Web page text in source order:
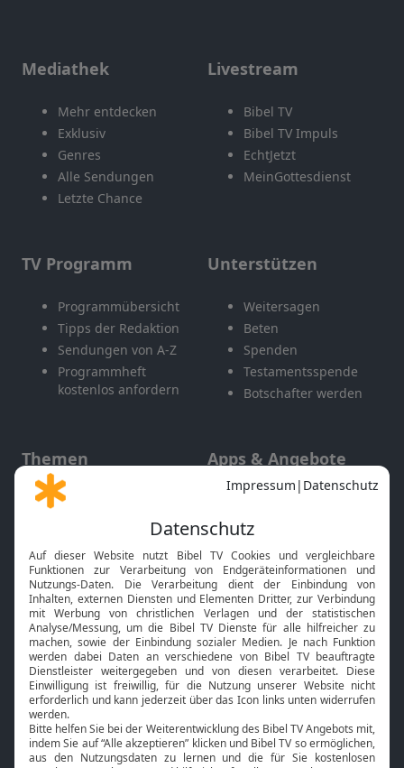
Mediathek
Mehr entdecken
Exklusiv
Genres
Alle Sendungen
Letzte Chance
Livestream
Bibel TV
Bibel TV Impuls
EchtJetzt
MeinGottesdienst
TV Programm
Programmübersicht
Tipps der Redaktion
Sendungen von A-Z
Programmheft
kostenlos anfordern
Unterstützen
Weitersagen
Beten
Spenden
Testamentsspende
Botschafter werden
Themen
Gott und Bibel erklärt
Neuigkeiten
Apps & Angebote
Mobile App
Smart TV
HbbTV
Bibelthek Online-Bibel
Nächster Gottesdienst
Bibel TV
Über uns
Jobs
Service
Kontakt
TV-Empfang